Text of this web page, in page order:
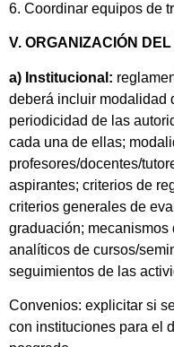
6. Coordinar equipos de
V. ORGANIZACIÓN
a) Institucional:
deberá incluir modalidad
periodicidad de las
cada una de ellas;
profesores/docentes/
aspirantes; criterios de
criterios generales de
graduación;
analíticos de cursos/
seguimientos de las
Convenios: explicitar si
con instituciones para el